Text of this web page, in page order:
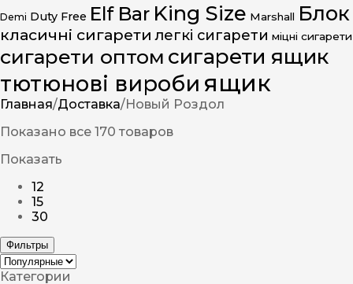
Demi Duty Free Elf Bar King Size Marshall Блок
класичні сигарети легкі сигарети міцні сигарети
сигарети оптом сигарети ящик
тютюнові вироби ящик
Главная/Доставка/Новый Роздол
Показано все 170 товаров
Показать
12
15
30
Фильтры
Категории